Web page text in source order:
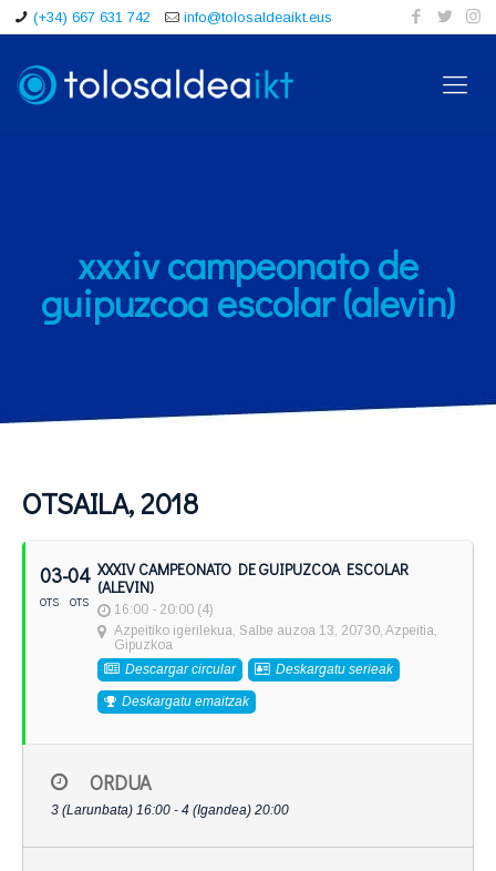
(+34) 667 631 742 info@tolosaldeaikt.eus
xxxiv campeonato de
guipuzcoa escolar (alevin)
OTSAILA, 2018
03
OTS
- 04
OTS
XXXIV CAMPEONATO DE GUIPUZCOA ESCOLAR
(ALEVIN)
16:00 - 20:00 (4)
Azpeitiko igerilekua, Salbe auzoa 13, 20730, Azpeitia,
Gipuzkoa
Descargar circular
Deskargatu serieak
Deskargatu emaitzak
ORDUA
3 (Larunbata) 16:00 - 4 (Igandea) 20:00